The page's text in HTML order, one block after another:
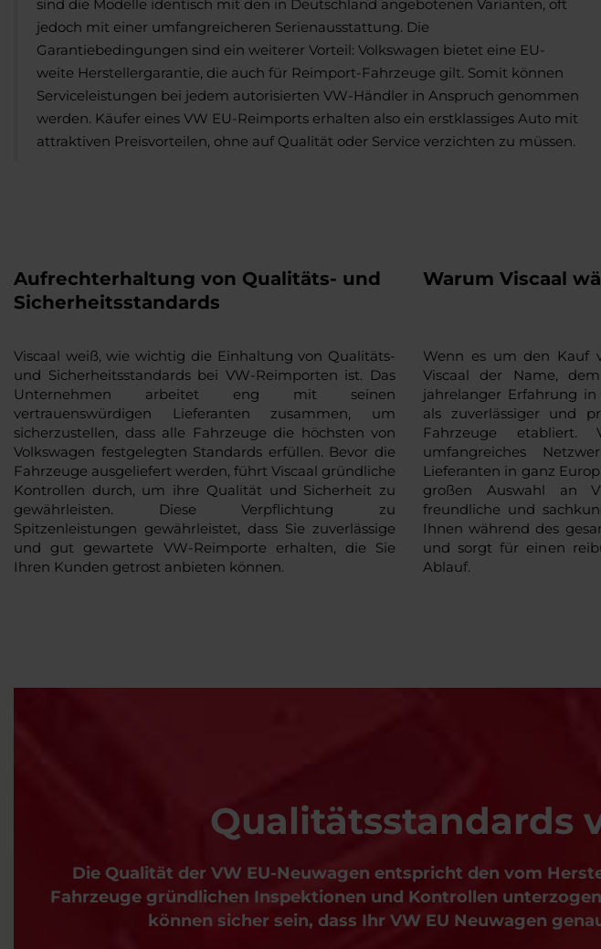
sind die Modelle identisch mit den in Deutschland angebotenen Varianten, oft
jedoch mit einer umfangreicheren Serienausstattung. Die
Garantiebedingungen sind ein weiterer Vorteil: Volkswagen bietet eine EU-
weite Herstellergarantie, die auch für Reimport-Fahrzeuge gilt. Somit können
Serviceleistungen bei jedem autorisierten VW-Händler in Anspruch genommen
werden. Käufer eines VW EU-Reimports erhalten also ein erstklassiges Auto mit
attraktiven Preisvorteilen, ohne auf Qualität oder Service verzichten zu müssen.
Aufrechterhaltung von Qualitäts- und
Sicherheitsstandards
Viscaal weiß, wie wichtig die Einhaltung von Qualitäts-
und Sicherheitsstandards bei VW-Reimporten ist. Das
Unternehmen arbeitet eng mit seinen
vertrauenswürdigen Lieferanten zusammen, um
sicherzustellen, dass alle Fahrzeuge die höchsten von
Volkswagen festgelegten Standards erfüllen. Bevor die
Fahrzeuge ausgeliefert werden, führt Viscaal gründliche
Kontrollen durch, um ihre Qualität und Sicherheit zu
gewährleisten. Diese Verpflichtung zu
Spitzenleistungen gewährleistet, dass Sie zuverlässige
und gut gewartete VW-Reimporte erhalten, die Sie
Ihren Kunden getrost anbieten können.
Warum Viscaal
Wenn es um den Kauf
Viscaal der Name,
jahrelanger Erfahrung
als zuverlässiger und
Fahrzeuge
umfangreiches
Lieferanten in ganz
großen Auswahl an
freundliche und
Ihnen während des
und sorgt für einen
Ablauf.
Qualitätsstandards
Die Qualität der VW EU-Neuwagen entspricht den vom
Fahrzeuge gründlichen Inspektionen und Kontrollen
können sicher sein, dass Ihr VW EU Neuwagen